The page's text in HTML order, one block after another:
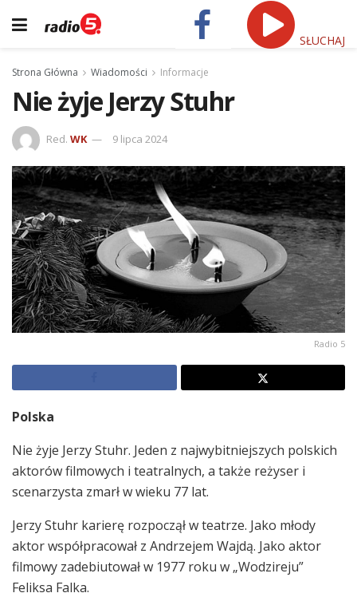
SŁUCHAJ
Strona Główna Wiadomości Informacje
Nie żyje Jerzy Stuhr
Red. WK 9 lipca 2024
Radio 5
Polska
Nie żyje Jerzy Stuhr. Jeden z najwybitniejszych polskich
aktorów filmowych i teatralnych, a także reżyser i
scenarzysta zmarł w wieku 77 lat.
Jerzy Stuhr karierę rozpoczął w teatrze. Jako młody
aktor współpracował z Andrzejem Wajdą. Jako aktor
filmowy zadebiutował w 1977 roku w „Wodzireju”
Feliksa Falka.